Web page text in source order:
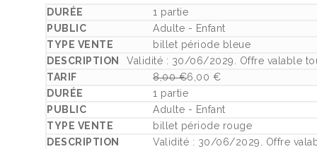
1 partie
Adulte - Enfant
billet période bleue
Validité : 30/06/2029. Offre valable
8,00€
Le prix initial était : 8,00 €.
6,00 €
Le prix actuel est : 6,00 €.
1 partie
Adulte - Enfant
billet période rouge
Validité : 30/06/2029. Offre